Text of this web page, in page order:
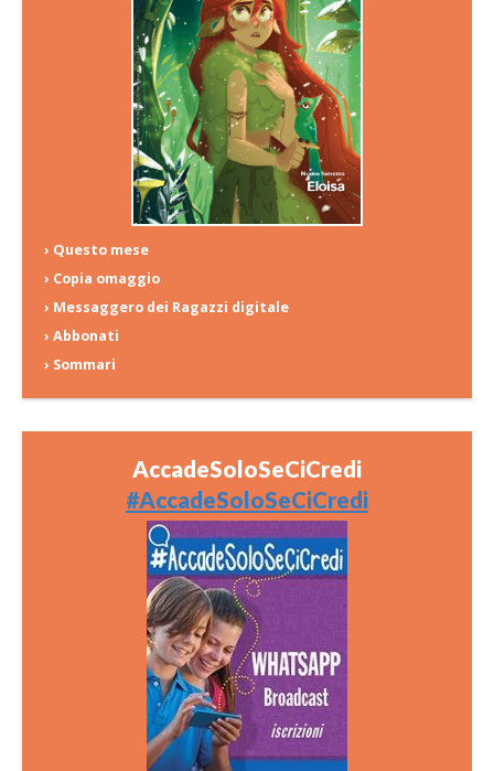
› Questo mese
› Copia omaggio
› Messaggero dei Ragazzi digitale
› Abbonati
› Sommari
AccadeSoloSeCiCredi
#AccadeSoloSeCiCredi